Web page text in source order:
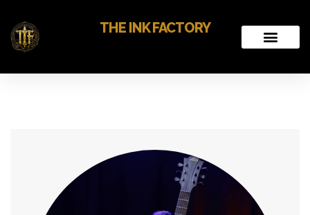
THE INK FACTORY